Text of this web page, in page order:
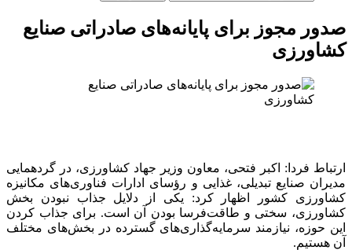
صدور مجوز برای پایانه‌های صادراتی صنایع
کشاورزی
ارتباط فردا: اکبر فتحی، معاون وزیر جهاد کشاورزی، در گردهمایی
مدیران صنایع تبدیلی، غذایی و رؤسای ادارات فناوری‌های مکانیزه
کشاورزی کشور اظهار کرد: یکی از دلایل جذاب نبودن بخش
کشاورزی، سختی و طاقت‌فرسا بودن آن است. برای جذاب کردن
این حوزه، نیازمند سرمایه‌گذاری‌های گسترده در بخش‌های مختلف
آن هستیم.